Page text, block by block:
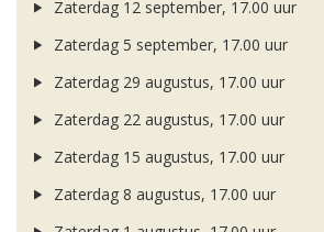
Zaterdag 12 september, 17.00 uur
Zaterdag 5 september, 17.00 uur
Zaterdag 29 augustus, 17.00 uur
Zaterdag 22 augustus, 17.00 uur
Zaterdag 15 augustus, 17.00 uur
Zaterdag 8 augustus, 17.00 uur